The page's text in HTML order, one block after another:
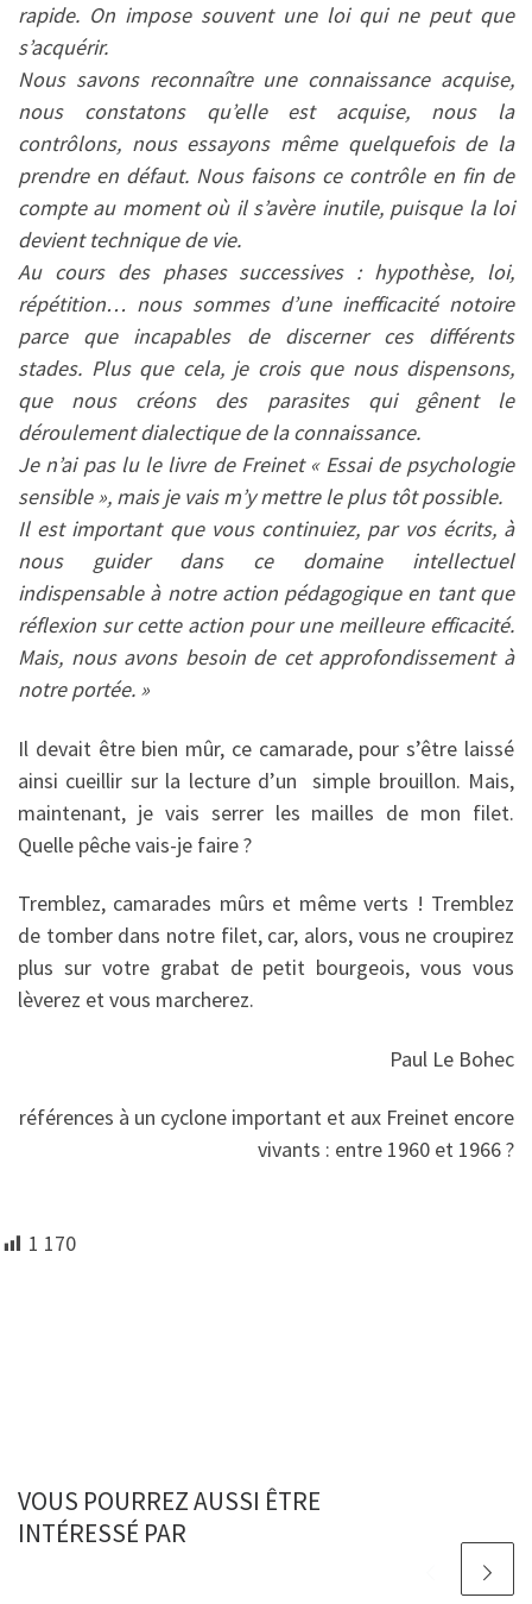
rapide. On impose souvent une loi qui ne peut que
s’acquérir.
Nous savons reconnaître une connaissance acquise,
nous constatons qu’elle est acquise, nous la
contrôlons, nous essayons même quelquefois de la
prendre en défaut. Nous faisons ce contrôle en fin de
compte au moment où il s’avère inutile, puisque la loi
devient technique de vie.
Au cours des phases successives : hypothèse, loi,
répétition… nous sommes d’une inefficacité notoire
parce que incapables de discerner ces différents
stades. Plus que cela, je crois que nous dispensons,
que nous créons des parasites qui gênent le
déroulement dialectique de la connaissance.
Je n’ai pas lu le livre de Freinet « Essai de psychologie
sensible », mais je vais m’y mettre le plus tôt possible.
Il est important que vous continuiez, par vos écrits, à
nous guider dans ce domaine intellectuel
indispensable à notre action pédagogique en tant que
réflexion sur cette action pour une meilleure efficacité.
Mais, nous avons besoin de cet approfondissement à
notre portée. »
Il devait être bien mûr, ce camarade, pour s’être laissé
ainsi cueillir sur la lecture d’un simple brouillon. Mais,
maintenant, je vais serrer les mailles de mon filet.
Quelle pêche vais-je faire ?
Tremblez, camarades mûrs et même verts ! Tremblez
de tomber dans notre filet, car, alors, vous ne croupirez
plus sur votre grabat de petit bourgeois, vous vous
lèverez et vous marcherez.
Paul Le Bohec
références à un cyclone important et aux Freinet encore
vivants : entre 1960 et 1966 ?
1 170
VOUS POURREZ AUSSI ÊTRE
INTÉRESSÉ PAR